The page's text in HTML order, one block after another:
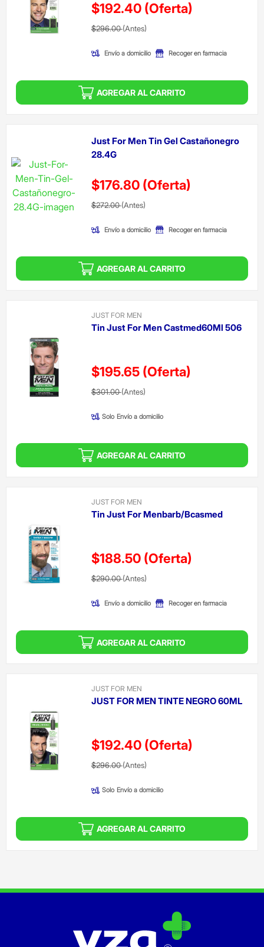
$192.40 (Oferta)
Precio reducido de
$296.00(Antes)(Oferta)
Envío a domicilio Recoger en farmacia
AGREGAR AL CARRITO
Just For Men Tin Gel Castañonegro
28.4G
$176.80 (Oferta)
Precio reducido de
$272.00(Antes)(Oferta)
Envío a domicilio Recoger en farmacia
AGREGAR AL CARRITO
JUST FOR MEN
Tin Just For Men Castmed60Ml 506
$195.65 (Oferta)
Precio reducido de
$301.00(Antes)(Oferta)
Solo Envío a domicilio
AGREGAR AL CARRITO
JUST FOR MEN
Tin Just For Menbarb/Bcasmed
$188.50 (Oferta)
Precio reducido de
$290.00(Antes)(Oferta)
Envío a domicilio Recoger en farmacia
AGREGAR AL CARRITO
JUST FOR MEN
JUST FOR MEN TINTE NEGRO 60ML
$192.40 (Oferta)
Precio reducido de
$296.00(Antes)(Oferta)
Solo Envío a domicilio
AGREGAR AL CARRITO